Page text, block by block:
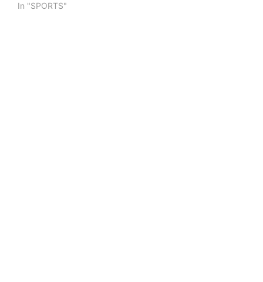
In "SPORTS"